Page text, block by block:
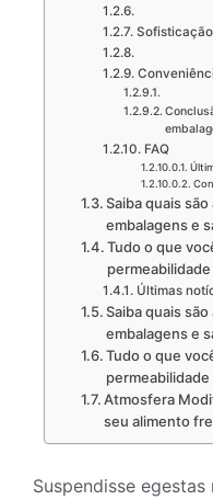
Sofisticação
FAQ
Saiba quais
embalagens e
Tudo o que
Últimas
Saiba quais
embalagens e
Tudo o que
permeabilidade
Atmosfera
seu alimento
Suspendisse